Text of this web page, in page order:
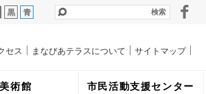
黒 青
美術館 市民活動支援センター
セス まなびあテラスについて サイトマップ